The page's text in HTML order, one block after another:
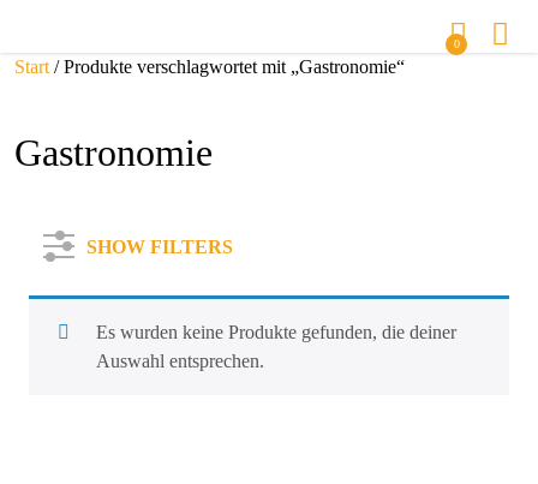
0
Start / Produkte verschlagwortet mit „Gastronomie“
Gastronomie
SHOW FILTERS
Es wurden keine Produkte gefunden, die deiner
Auswahl entsprechen.